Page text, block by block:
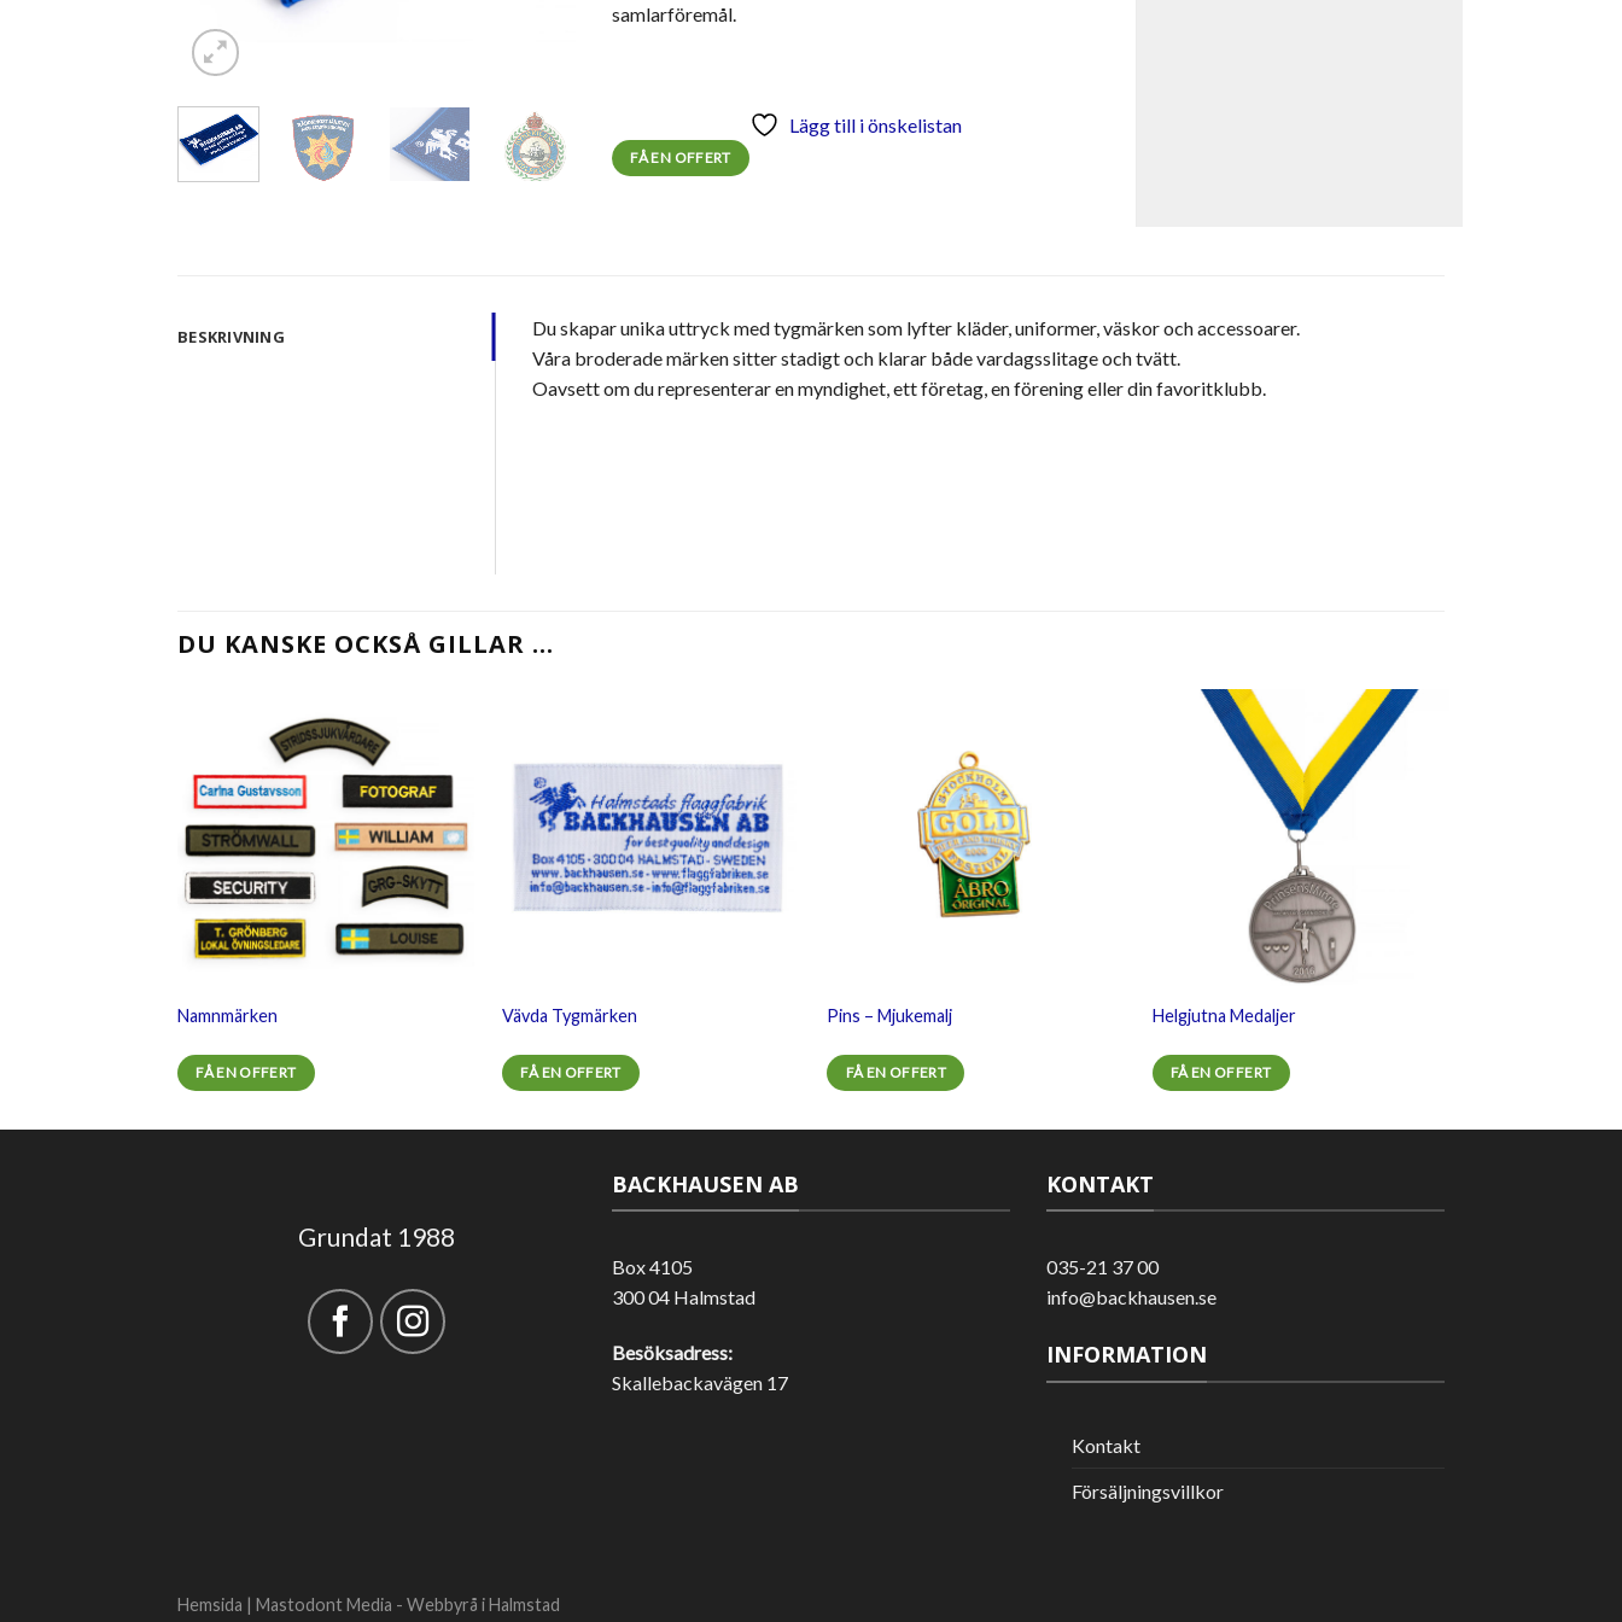
samlarföremål.
Lägg till i önskelistan
FÅ EN OFFERT
BESKRIVNING
Du skapar unika uttryck med tygmärken som lyfter kläder, uniformer, väskor och accessoarer.
Våra broderade märken sitter stadigt och klarar både vardagsslitage och tvätt.
Oavsett om du representerar en myndighet, ett företag, en förening eller din favoritklubb.
DU KANSKE OCKSÅ GILLAR …
Lägg
till i
Namnmärken
FÅ EN OFFERT
till i
önskelistan
Vävda Tygmärken
FÅ EN OFFERT
Pins – Mjukemalj
FÅ EN OFFERT
Helgjutna Medaljer
FÅ EN OFFERT
Grundat 1988
BACKHAUSEN AB
Box 4105
300 04 Halmstad
Besöksadress:
Skallebackavägen 17
KONTAKT
035-21 37 00
info@backhausen.se
INFORMATION
Kontakt
Försäljningsvillkor
Hemsida | Mastodont Media - Webbyrå i Halmstad